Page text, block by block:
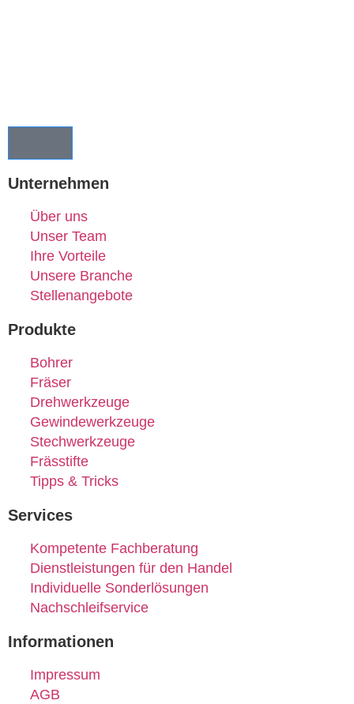
Unternehmen
Über uns
Unser Team
Ihre Vorteile
Unsere Branche
Stellenangebote
Produkte
Bohrer
Fräser
Drehwerkzeuge
Gewindewerkzeuge
Stechwerkzeuge
Frässtifte
Tipps & Tricks
Services
Kompetente Fachberatung
Dienstleistungen für den Handel
Individuelle Sonderlösungen
Nachschleifservice
Informationen
Impressum
AGB